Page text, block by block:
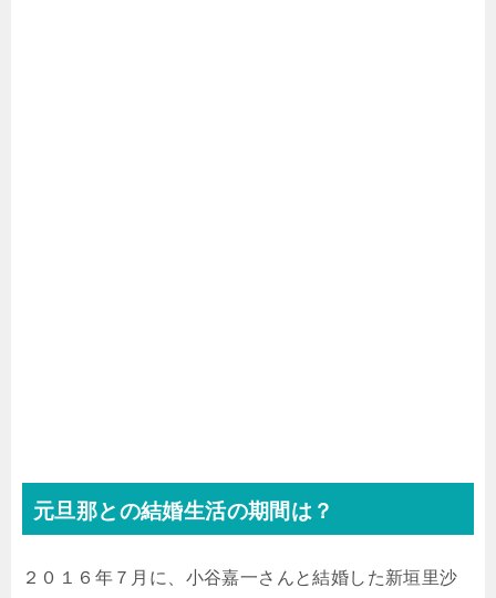
元旦那との結婚生活の期間は？
２０１６年７月に、小谷嘉一さんと結婚した新垣里沙